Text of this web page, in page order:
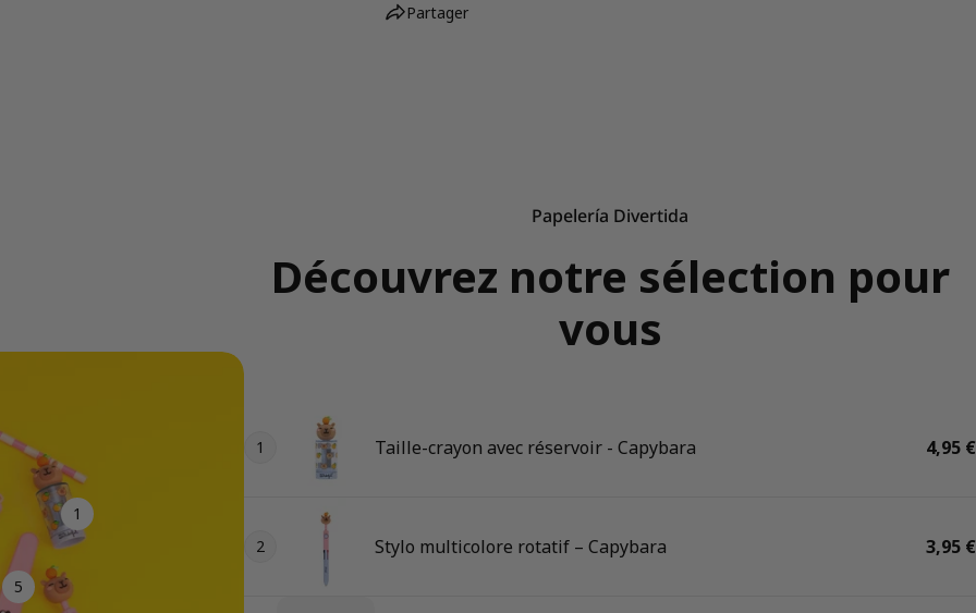
Partager
1
5
Papelería Divertida
Découvrez notre sélection pour
vous
1 Taille-crayon avec réservoir - Capybara Prix
4,95 €
2 Stylo multicolore rotatif – Capybara Prix
3,95 €